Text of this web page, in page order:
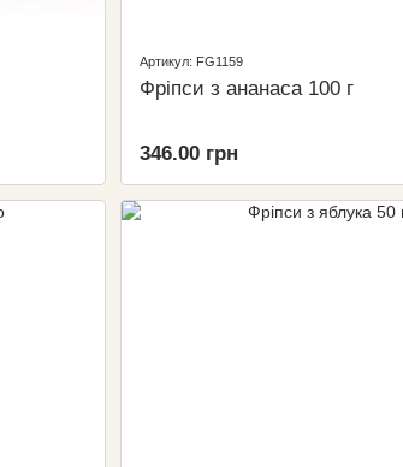
Артикул: FG1159
Фріпси з ананаса 100 г
346.00 грн